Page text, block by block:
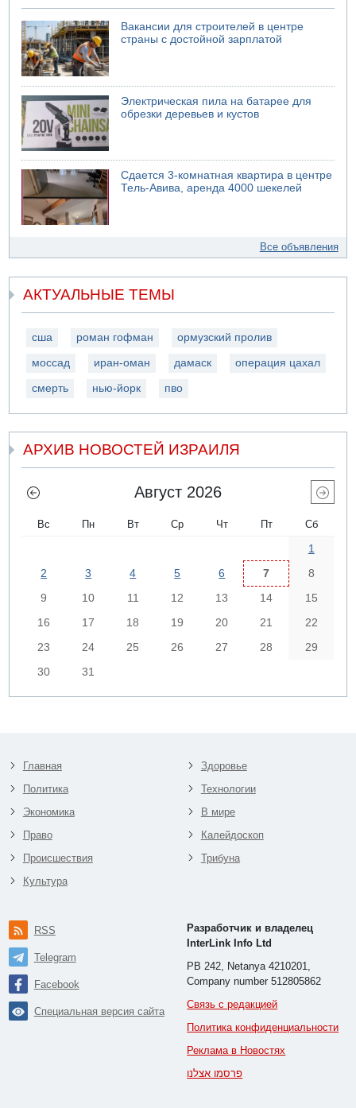
Вакансии для строителей в центре
страны с достойной зарплатой
Электрическая пила на батарее для
обрезки деревьев и кустов
Сдается 3-комнатная квартира в центре
Тель-Авива, аренда 4000 шекелей
Все объявления
АКТУАЛЬНЫЕ ТЕМЫ
сша роман гофман ормузский пролив
моссад иран-оман дамаск операция цахал
смерть нью-йорк пво
АРХИВ НОВОСТЕЙ ИЗРАИЛЯ
Август 2026
Вс Пн Вт Ср Чт Пт Сб
1
2
3 4 5 6 7
8
9
10 11 12 13 14
15
16
17 18 19 20 21
22
23
24 25 26 27 28
29
30
31
Главная
Политика
Экономика
Право
Происшествия
Культура
Здоровье
Технологии
В мире
Калейдоскоп
Трибуна
RSS
Telegram
Facebook
Специальная версия сайта
Разработчик и владелец
InterLink Info Ltd
PB 242, Netanya 4210201,
Company number 512805862
Связь с редакцией
Политика конфиденциальности
Реклама в Новостях
פרסמו אצלנו